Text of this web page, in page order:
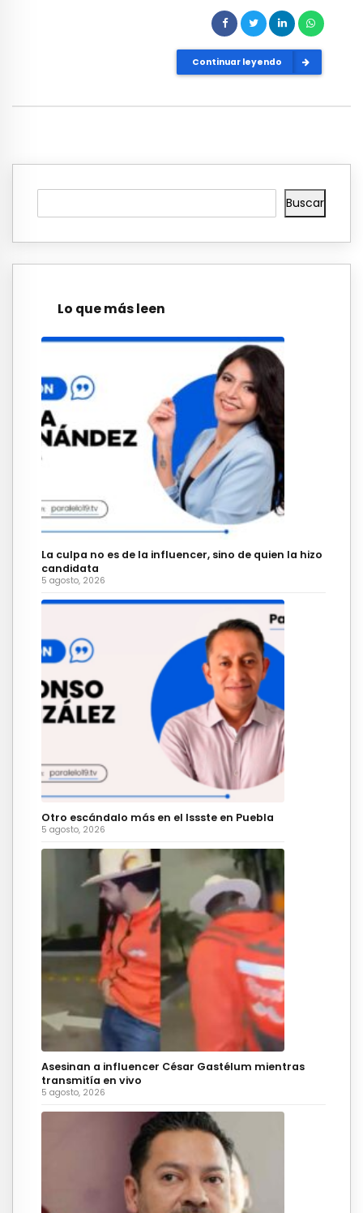
Continuar leyendo
Buscar
Lo que más leen
La culpa no es de la influencer, sino de quien la hizo
candidata
5 agosto, 2026
Otro escándalo más en el Issste en Puebla
5 agosto, 2026
Asesinan a influencer César Gastélum mientras
transmitía en vivo
5 agosto, 2026